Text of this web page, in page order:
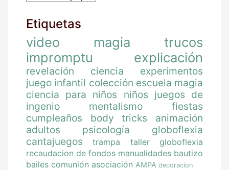
Etiquetas
video magia
trucos
impromptu
explicación
revelación ciencia
experimentos
juego infantil colección escuela magia
ciencia para niños
niños juegos de
ingenio
mentalismo
fiestas
cumpleaños
body tricks
animación
adultos
psicología
globoflexia
cantajuegos
trampa
taller globoflexia
recaudacion de fondos manualidades bautizo
bailes comunión asociación AMPA decoracion